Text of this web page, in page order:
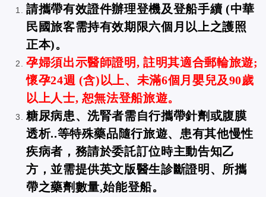
請攜帶有效證件辦理登機及登船手續 (中華
民國旅客需持有效期限六個月以上之護照
正本)。
孕婦須出示醫師證明, 註明其適合郵輪旅遊;
懷孕24週 (含)以上、未滿6個月嬰兒及90歲
以上人士, 恕無法登船旅遊。
糖尿病患、洗腎者需自行攜帶針劑或腹膜
透析..等特殊藥品隨行旅遊、患有其他慢性
疾病者，務請於委託訂位時主動告知乙
方，並需提供英文版醫生診斷證明、所攜
帶之藥劑數量,始能登船。